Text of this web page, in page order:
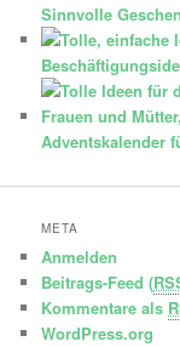
Sinnvolle
Adventskalender
META
Anmelden
Beitrags-Feed (
Kommentare als
WordPress.org